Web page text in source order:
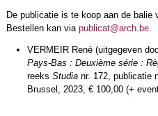
De publicatie is te koop aan de balie
Bestellen kan via publicat@arch.be.
VERMEIR René (uitgegeven
Pays-Bas : Deuxième série :
reeks Studia nr. 172, publicatie
Brussel, 2023, € 100,00 (+